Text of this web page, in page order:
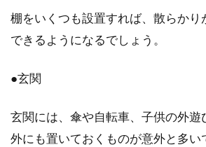
棚をいくつも設置すれば、散らかり
できるようになるでしょう。
●玄関
玄関には、傘や自転車、子供の外遊
外にも置いておくものが意外と多い